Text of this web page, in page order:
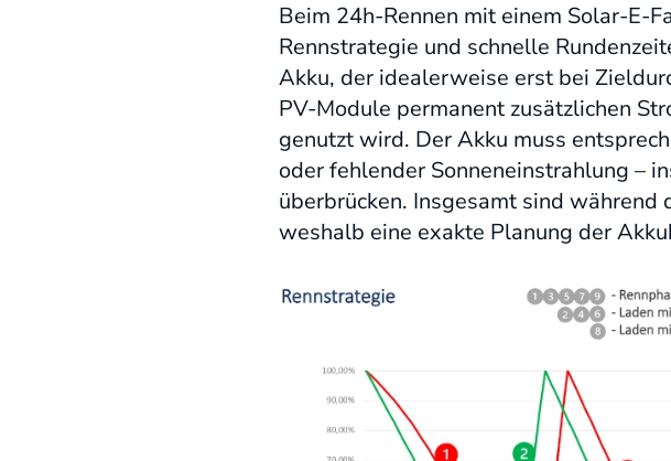
Beim 24h-Rennen mit einem Solar-E-
Rennstrategie und schnelle
Akku, der idealerweise erst bei
PV-Module permanent zusätzlichen
genutzt wird. Der Akku muss
oder fehlender Sonneneinstrahlung –
überbrücken. Insgesamt sind
weshalb eine exakte Planung der